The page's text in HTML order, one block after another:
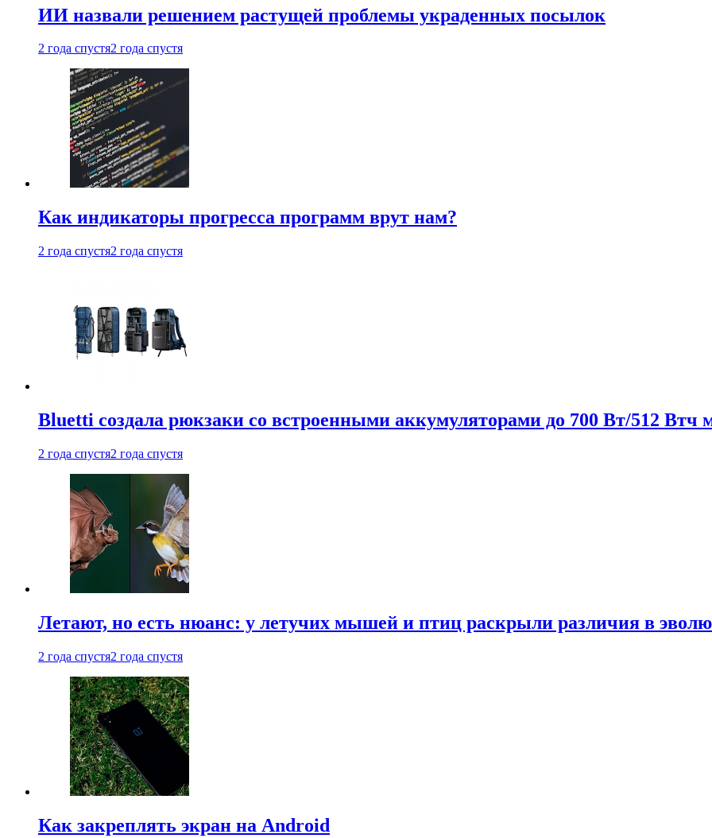
ИИ назвали решением растущей проблемы украденных посылок
2 года спустя2 года спустя
Как индикаторы прогресса программ врут нам?
2 года спустя2 года спустя
Bluetti создала рюкзаки со встроенными аккумуляторами до 700 Вт/512 Втч
2 года спустя2 года спустя
Летают, но есть нюанс: у летучих мышей и птиц раскрыли различия в
2 года спустя2 года спустя
Как закреплять экран на Android